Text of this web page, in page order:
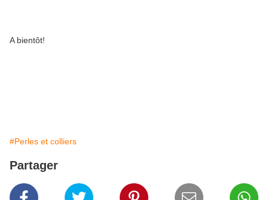
A bientôt!
#Perles et colliers
Partager